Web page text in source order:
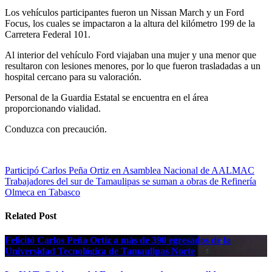
Los vehículos participantes fueron un Nissan March y un Ford
Focus, los cuales se impactaron a la altura del kilómetro 199 de la
Carretera Federal 101.
Al interior del vehículo Ford viajaban una mujer y una menor que
resultaron con lesiones menores, por lo que fueron trasladadas a un
hospital cercano para su valoración.
Personal de la Guardia Estatal se encuentra en el área
proporcionando vialidad.
Conduzca con precaución.
Navegación
de
Participó Carlos Peña Ortiz en Asamblea Nacional de AALMAC
Trabajadores del sur de Tamaulipas se suman a obras de Refinería
Olmeca en Tabasco
Related Post
Felicitó Carlos Peña Ortiz a más de 390 egresados de la
Universidad Tecnológica de Tamaulipas Norte